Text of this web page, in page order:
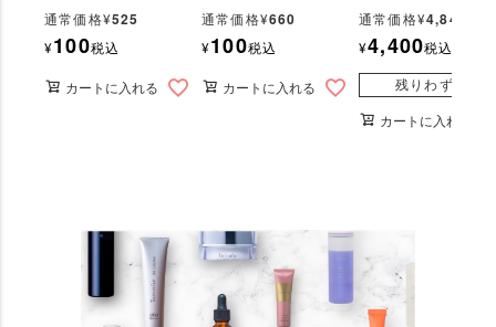
通常価格¥525
¥100税込
カートに入れる
通常価格¥660
¥100税込
カートに入れる
通常価格¥4,840
¥4,400税込
残りわずか
カートに入れる